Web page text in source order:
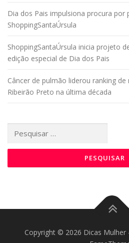
Dia dos Pais impulsiona procura por
ShoppingSantaÚrsula
ShoppingSantaÚrsula inicia projeto
edição especial de Dia dos Pais
Câncer de pulmão liderou ranking
Ribeirão Preto na última década
por:
Copyright © 2026 Dicas Mulher